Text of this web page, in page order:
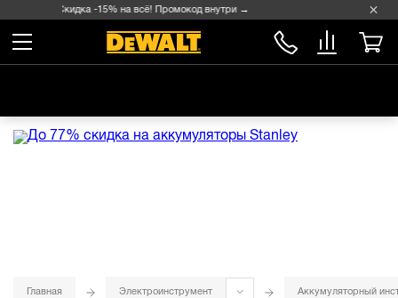
Скидка -15% на всё! Промокод внутри →
Главная Электроинструмент Аккумуляторный